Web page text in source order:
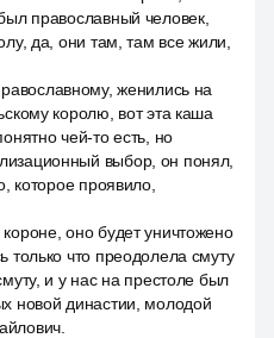
православный человек,
да, они там, там все жили,
женились на
королю, вот эта каша
чей-то есть, но
выбор, он понял,
которое проявило,
оно будет уничтожено
только что преодолела смуту
и у нас на престоле был
новой династии, молодой